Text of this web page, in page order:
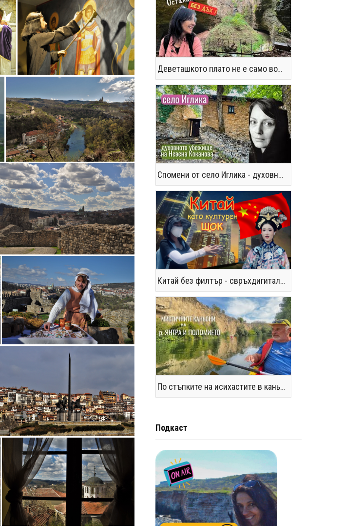
Деветашкото плато не е само водопади и пещери - последвайте ме!
Спомени от село Иглика - духовното убежище на Невена Коканова
Китай без филтър - свръхдигитален, магнетичен, парадоксален
По стъпките на исихастите в каньоните на р. Янтра и Поломието
Подкаст